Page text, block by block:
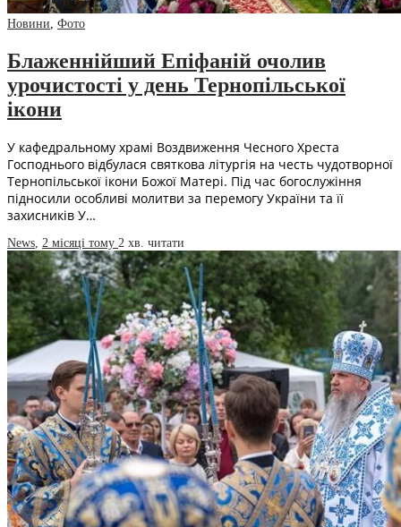
Новини Фото
Блаженнійший Епіфаній очолив
урочистості у день Тернопільської
ікони
У кафедральному храмі Воздвиження Чесного Хреста
Господнього відбулася святкова літургія на честь чудотворної
Тернопільської ікони Божої Матері. Під час богослужіння
підносили особливі молитви за перемогу України та її
захисників У…
News, 2 місяці тому 2 хв. читати